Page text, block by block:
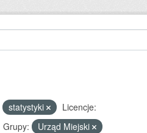
statystyki
Licencje:
Grupy: Urząd Miejski